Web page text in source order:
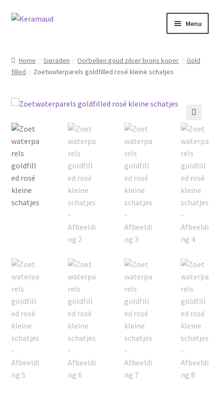
Ga
Ga
Menu
Over mij
Nieuws
Informatie
Contact
Inloggen
Home Sieraden Oorbellen goud zilver brons koper
Gold
filled
Zoetwaterparels goldfilled rosé kleine schatjes
🔍